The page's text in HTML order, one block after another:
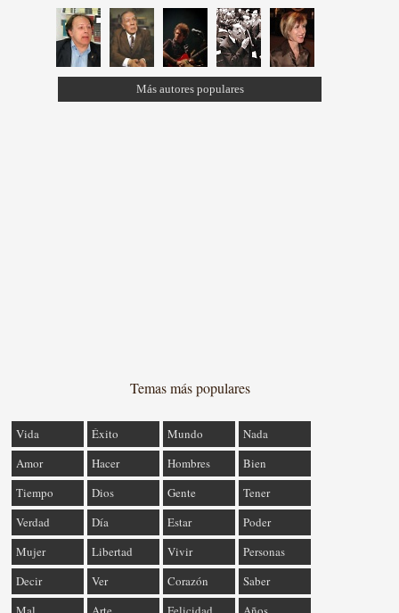
Más autores populares
Temas más populares
Vida Éxito Mundo
Nada
Amor
Hacer Hombres
Bien
Tiempo
Dios Gente
Tener
Verdad
Día Estar
Poder
Mujer
Libertad Vivir
Personas
Decir
Ver Corazón
Saber